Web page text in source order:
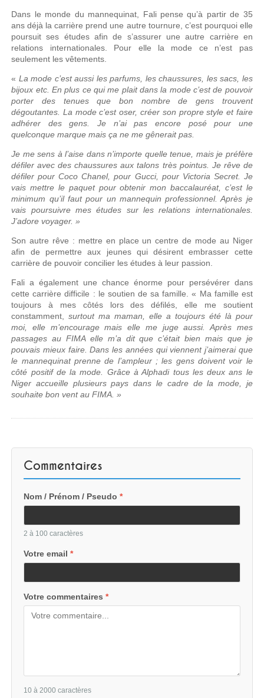
Dans le monde du mannequinat, Fali pense qu’à partir de 35
ans déjà la carrière prend une autre tournure, c’est pourquoi elle
poursuit ses études afin de s’assurer une autre carrière en
relations internationales. Pour elle la mode ce n’est pas
seulement les vêtements.
« La mode c’est aussi les parfums, les chaussures, les sacs, les
bijoux etc. En plus ce qui me plait dans la mode c’est de pouvoir
porter des tenues que bon nombre de gens trouvent
dégoutantes. La mode c’est oser, créer son propre style et faire
adhérer des gens. Je n’ai pas encore posé pour une
quelconque marque mais ça ne me gênerait pas.
Je me sens à l’aise dans n’importe quelle tenue, mais je préfère
défiler avec des chaussures aux talons très pointus. Je rêve de
défiler pour Coco Chanel, pour Gucci, pour Victoria Secret. Je
vais mettre le paquet pour obtenir mon baccalauréat, c’est le
minimum qu’il faut pour un mannequin professionnel. Après je
vais poursuivre mes études sur les relations internationales.
J’adore voyager. »
Son autre rêve : mettre en place un centre de mode au Niger
afin de permettre aux jeunes qui désirent embrasser cette
carrière de pouvoir concilier les études à leur passion.
Fali a également une chance énorme pour persévérer dans
cette carrière difficile : le soutien de sa famille. « Ma famille est
toujours à mes côtés lors des défilés, elle me soutient
constamment,surtout ma maman, elle a toujours été là pour
moi, elle m’encourage mais elle me juge aussi. Après mes
passages au FIMA elle m’a dit que c’était bien mais que je
pouvais mieux faire. Dans les années qui viennent j’aimerai que
le mannequinat prenne de l’ampleur ; les gens doivent voir le
côté positif de la mode. Grâce à Alphadi tous les deux ans le
Niger accueille plusieurs pays dans le cadre de la mode, je
souhaite bon vent au FIMA. »
Commentaires
Nom / Prénom / Pseudo*
2 à 100 caractères
Votre email*
Votre commentaires*
10 à 2000 caractères